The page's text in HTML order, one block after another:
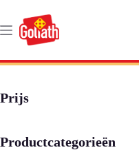
de
inhoud
Prijs
Productcategorieën